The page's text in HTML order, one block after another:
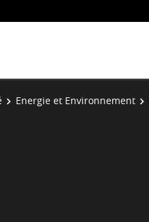
Energie et Environnement